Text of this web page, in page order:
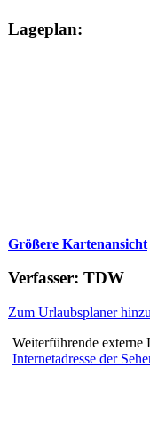
Lageplan:
Größere Kartenansicht
Verfasser: TDW
Zum Urlaubsplaner
Weiterführende externe
Internetadresse der